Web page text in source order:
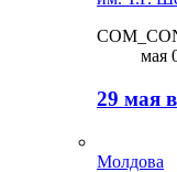
мая
29 мая
Молдова